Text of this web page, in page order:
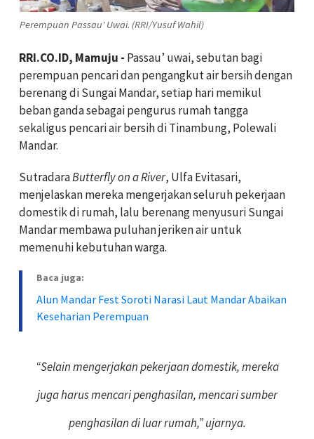
Perempuan Passau' Uwai. (RRI/Yusuf Wahil)
RRI.CO.ID, Mamuju - Passau’ uwai, sebutan bagi
perempuan pencari dan pengangkut air bersih dengan
berenang di Sungai Mandar, setiap hari memikul
beban ganda sebagai pengurus rumah tangga
sekaligus pencari air bersih di Tinambung, Polewali
Mandar.
SutradaraButterfly on a River, Ulfa Evitasari,
menjelaskan mereka mengerjakan seluruh pekerjaan
domestik di rumah, lalu berenang menyusuri Sungai
Mandar membawa puluhan jeriken air untuk
memenuhi kebutuhan warga.
Baca juga:
Alun Mandar Fest Soroti Narasi Laut Mandar Abaikan
Keseharian Perempuan
“Selain mengerjakan pekerjaan domestik, mereka
juga harus mencari penghasilan, mencari sumber
penghasilan di luar rumah,” ujarnya.